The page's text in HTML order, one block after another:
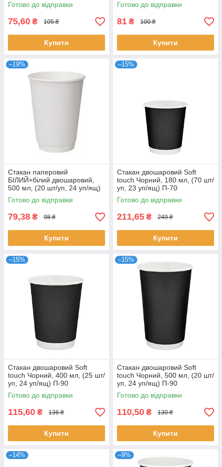
Готово до відправки
75,60 ₴ 105 ₴
Купити
Готово до відправки
81 ₴ 100 ₴
Купити
–19%
Стакан паперовий
БІЛИЙ+білий двошаровий,
500 мл, (20 шт/уп, 24 уп/ящ)
П-90
Готово до відправки
79,38 ₴ 98 ₴
Купити
–15%
Стакан двошаровий Soft
touch Чорний, 180 мл, (70 шт/
уп, 23 уп/ящ) П-70
Готово до відправки
211,65 ₴ 249 ₴
Купити
–15%
Стакан двошаровий Soft
touch Чорний, 400 мл, (25 шт/
уп, 24 уп/ящ) П-90
Готово до відправки
115,60 ₴ 136 ₴
Купити
–15%
Стакан двошаровий Soft
touch Чорний, 500 мл, (20 шт/
уп, 24 уп/ящ) П-90
Готово до відправки
110,50 ₴ 130 ₴
Купити
–14% –9%